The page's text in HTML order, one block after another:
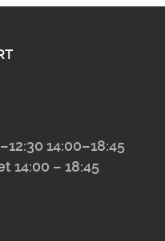
14:00–18:45
14:00 – 18:45